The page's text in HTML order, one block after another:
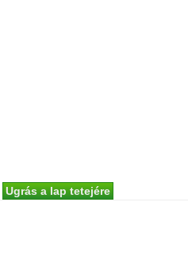
Ugrás a lap tetejére